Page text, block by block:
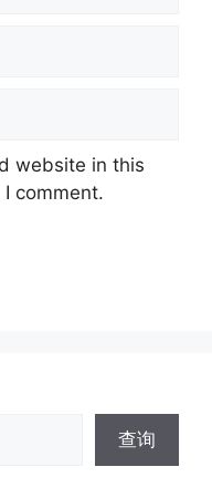
website in this
comment.
查询